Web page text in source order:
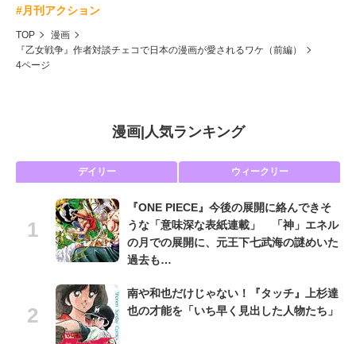
#月刊アクション
TOP
漫画
『乙女戦争』作者対談チェコで日本の漫画が愛されるワケ（前編）
4ページ
漫画| 人気ランキング
デイリー ウィークリー
『ONE PIECE』今後の展開に絡んできそ
うな「意味深な表紙連載」 「神」エネル
の月での展開に、元王下七武海の謎めいた
過去も…
南や和也だけじゃない！『タッチ』上杉達
也の才能を「いち早く見出した人物たち」